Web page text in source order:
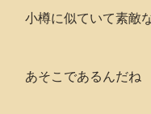
小樽に似ていて素敵
あそこであるんだね